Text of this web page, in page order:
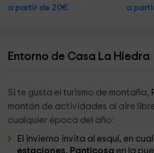
a partir de 20€ a
Entorno de Casa La Hiedra
Si te gusta el turismo de montaña,
montón de actividades al aire
cualquier época del año:
El invierno invita al esquí, en
estaciones, Panticosa en la